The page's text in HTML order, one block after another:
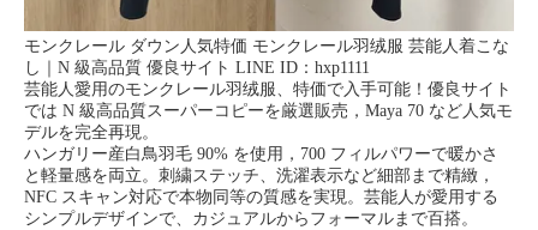
モンクレール ダウン人気特価 モンクレール羽绒服 芸能人着こな
し｜N 級高品質 優良サイト LINE ID：hxp1111
芸能人愛用のモンクレール羽绒服、特価で入手可能！優良サイト
では N 級高品質スーパーコピーを厳選販売，Maya 70 など人気モ
デルを完全再現。
ハンガリー産白鳥羽毛 90% を使用，700 フィルパワーで暖かさ
と軽量感を両立。刺繍ステッチ、洗濯表示など細部まで精緻，
NFC スキャン対応で本物同等の質感を実現。芸能人が愛用する
シンプルデザインで、カジュアルからフォーマルまで百搭。